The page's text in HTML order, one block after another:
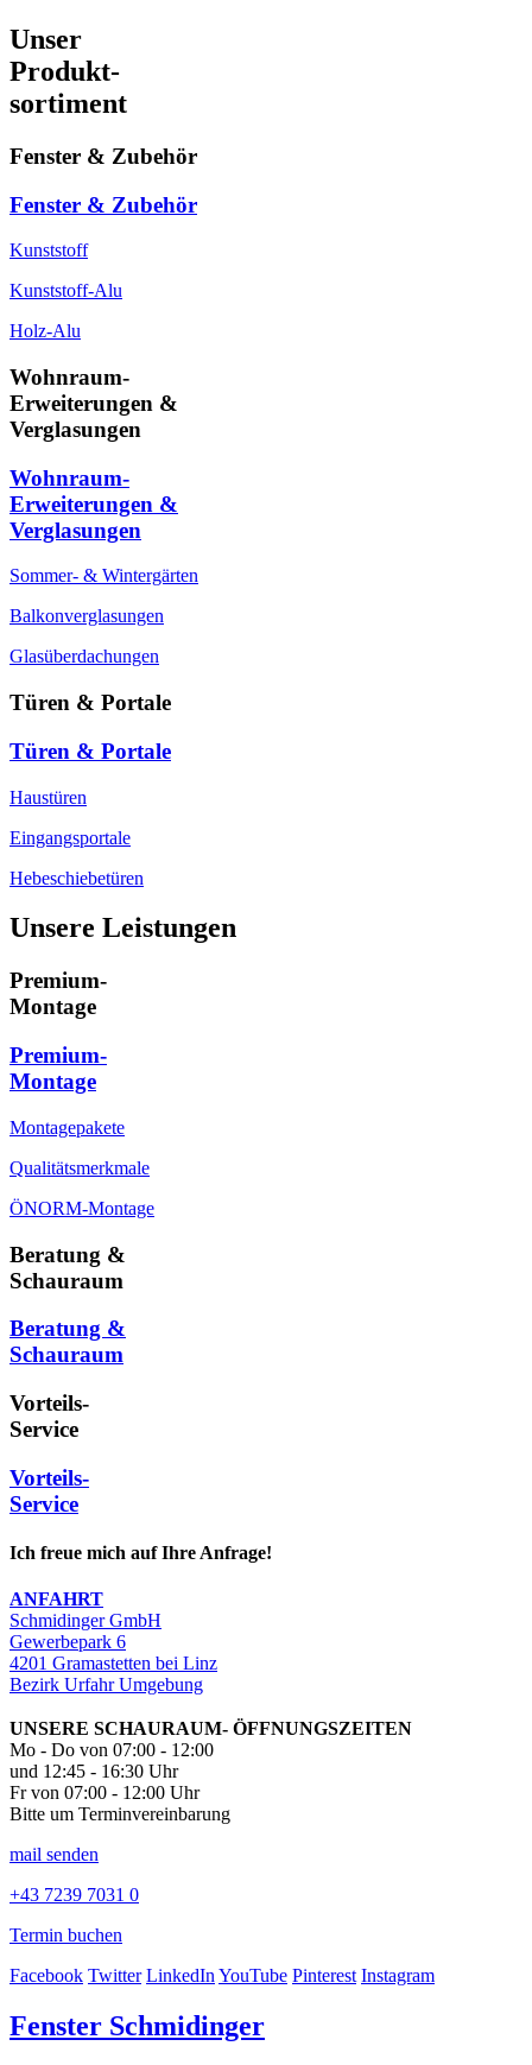
Unser
Produkt-
sortiment
Fenster & Zubehör
Fenster & Zubehör
Kunststoff
Kunststoff-Alu
Holz-Alu
Wohnraum-
Erweiterungen &
Verglasungen
Wohnraum-
Erweiterungen &
Verglasungen
Sommer- & Wintergärten
Balkonverglasungen
Glasüberdachungen
Türen & Portale
Türen & Portale
Haustüren
Eingangsportale
Hebeschiebetüren
Unsere Leistungen
Premium-
Montage
Premium-
Montage
Montagepakete
Qualitätsmerkmale
ÖNORM-Montage
Beratung &
Schauraum
Beratung &
Schauraum
Vorteils-
Service
Vorteils-
Service
Ich freue mich auf Ihre Anfrage!
ANFAHRT
Schmidinger GmbH
Gewerbepark 6
4201 Gramastetten bei Linz
Bezirk Urfahr Umgebung
UNSERE SCHAURAUM- ÖFFNUNGSZEITEN
Mo - Do von 07:00 - 12:00
und 12:45 - 16:30 Uhr
Fr von 07:00 - 12:00 Uhr
Bitte um Terminvereinbarung
mail senden
+43 7239 7031 0
Termin buchen
Facebook Twitter LinkedInYouTube Pinterest Instagram
Fenster Schmidinger